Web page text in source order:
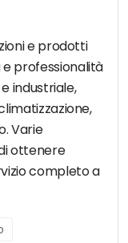
e prodotti
professionalità
industriale,
Varie
ottenere
completo a